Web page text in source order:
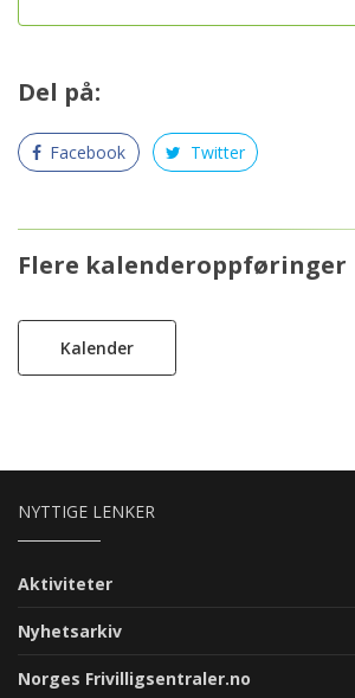
Del på:
Facebook Twitter
Flere kalenderoppføringer
Kalender
NYTTIGE LENKER
Aktiviteter
Nyhetsarkiv
Norges Frivilligsentraler.no